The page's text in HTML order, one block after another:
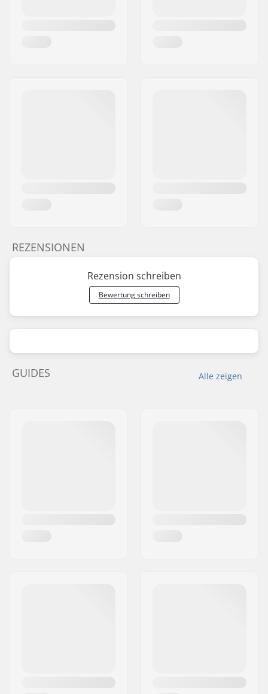
REZENSIONEN
Rezension schreiben
Bewertung schreiben
Alle zeigen
GUIDES